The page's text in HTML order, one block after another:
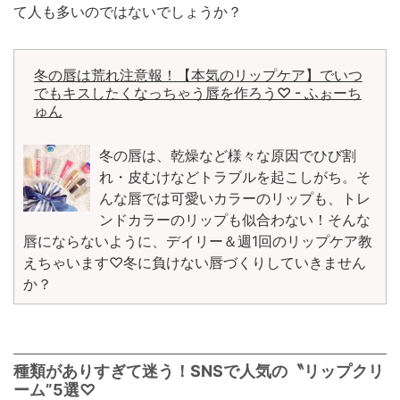
て人も多いのではないでしょうか？
冬の唇は荒れ注意報！【本気のリップケア】でいつ
でもキスしたくなっちゃう唇を作ろう♡ - ふぉーち
ゅん
冬の唇は、乾燥など様々な原因でひび割
れ・皮むけなどトラブルを起こしがち。そ
んな唇では可愛いカラーのリップも、トレ
ンドカラーのリップも似合わない！そんな
唇にならないように、デイリー＆週1回のリップケア教
えちゃいます♡冬に負けない唇づくりしていきません
か？
種類がありすぎて迷う！SNSで人気の〝リップクリ
ーム”5選♡